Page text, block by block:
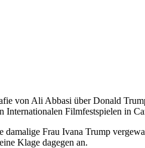
von Ali Abbasi über Donald
Filmfestspielen in
damalige Frau Ivana Trump
Klage dagegen an.